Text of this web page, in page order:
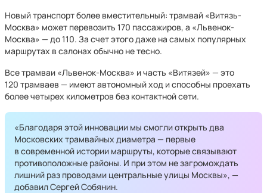
Новый транспорт более вместительный: трамвай «Витязь-
Москва» может перевозить 170 пассажиров, а «Львенок-
Москва» — до 110. За счет этого даже на самых популярных
маршрутах в салонах обычно не тесно.
Все трамваи «Львенок-Москва» и часть «Витязей» — это
120 трамваев — имеют автономный ход и способны проехать
более четырех километров без контактной сети.
«Благодаря этой инновации мы смогли открыть два
Московских трамвайных диаметра — первые
в современной истории маршруты, которые связывают
противоположные районы. И при этом не загромождать
лишний раз проводами центральные улицы Москвы», —
добавил Сергей Собянин.